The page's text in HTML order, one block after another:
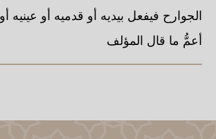
الجوارح فيفعل بيديه أو قدميه أو عينيه
أعمُّ ما قال المؤلف